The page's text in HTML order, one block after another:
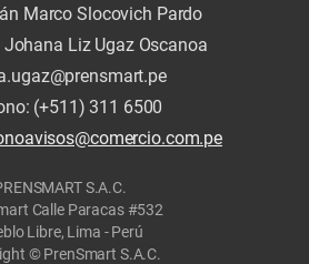
Marco Slocovich Pardo
Johana Liz Ugaz Oscanoa
(+511) 311 6500
S.A.C.
Calle Paracas #532
Libre, Lima - Perú
© PrenSmart S.A.C.